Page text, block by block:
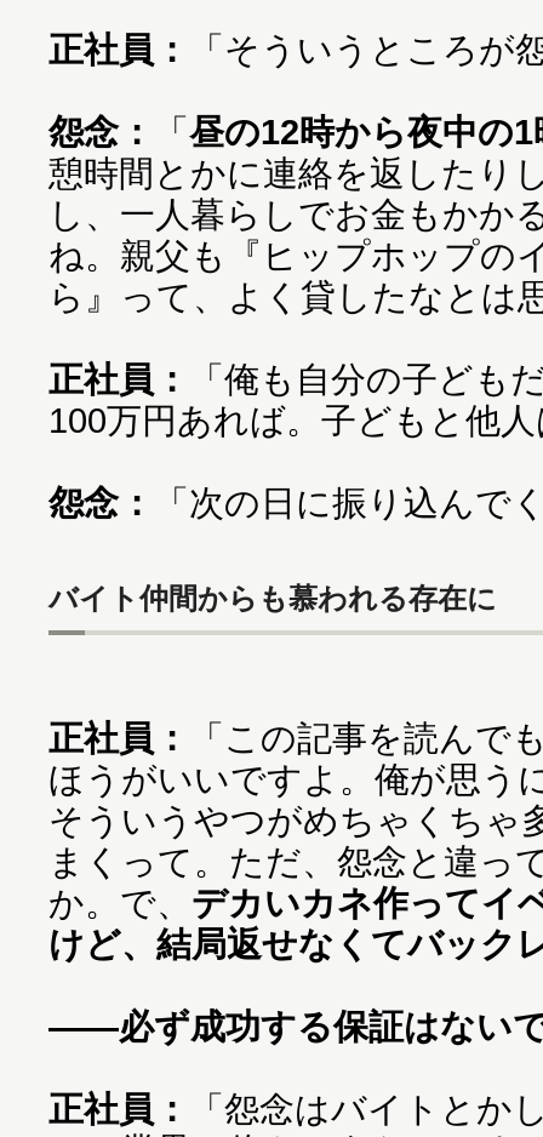
正社員： 「そういうところが
怨念： 「昼の12時から夜中の
憩時間とかに連絡を返したり
し、一人暮らしでお金もかか
ね。親父も『ヒップホップの
ら』って、よく貸したなとは
正社員：
「俺も自分の子ども
100万円あれば。子どもと他
怨念： 「次の日に振り込んで
バイト仲間からも慕われる存在に
正社員：
「この記事を読んで
ほうがいいですよ。俺が思う
そういうやつがめちゃくちゃ
まくって。ただ、怨念と違っ
か。で、 デカいカネ作ってイ
けど、結局返せなくてバック
——必ず成功する保証はない
正社員：
「怨念はバイトとか